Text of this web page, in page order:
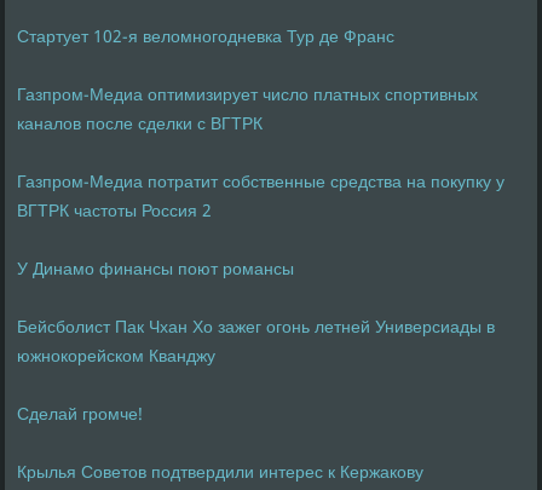
Стартует 102-я веломногодневка Тур де Франс
Газпром-Медиа оптимизирует число платных спортивных
каналов после сделки с ВГТРК
Газпром-Медиа потратит собственные средства на покупку у
ВГТРК частоты Россия 2
У Динамо финансы поют романсы
Бейсболист Пак Чхан Хо зажег огонь летней Универсиады в
южнокорейском Кванджу
Сделай громче!
Крылья Советов подтвердили интерес к Кержакову